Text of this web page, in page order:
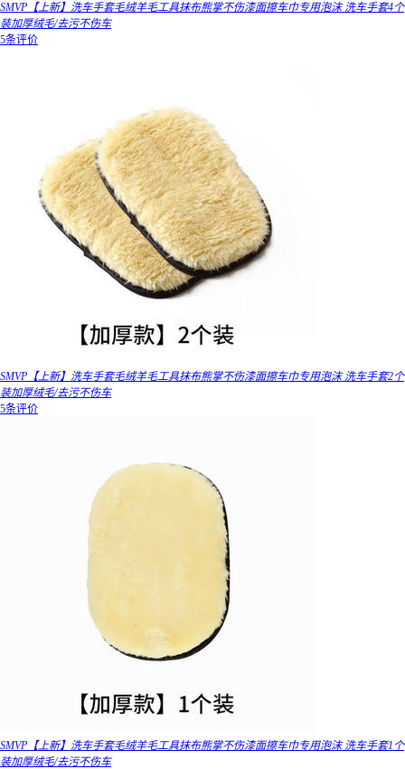
SMVP【上新】洗车手套毛绒羊毛工具抹布熊掌不伤漆面擦车巾专用泡沫 洗车手套4个
装加厚绒毛/去污不伤车
5条评价
SMVP【上新】洗车手套毛绒羊毛工具抹布熊掌不伤漆面擦车巾专用泡沫 洗车手套2个
装加厚绒毛/去污不伤车
5条评价
SMVP【上新】洗车手套毛绒羊毛工具抹布熊掌不伤漆面擦车巾专用泡沫 洗车手套1个
装加厚绒毛/去污不伤车